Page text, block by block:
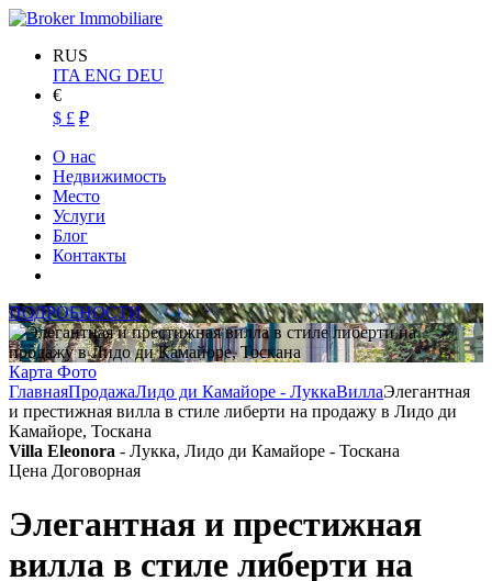
RUS
ITA ENG DEU
€
$ £ ₽
О нас
Недвижимость
Место
Услуги
Блог
Контакты
ПОДРОБНОСТИ
Карта Фото
ГлавнаяПродажаЛидо ди Камайоре - ЛуккаВиллаЭлегантная
и престижная вилла в стиле либерти на продажу в Лидо ди
Камайоре, Тоскана
Villa Eleonora - Лукка, Лидо ди Камайоре - Тоскана
Цена Договорная
Элегантная и престижная
вилла в стиле либерти на